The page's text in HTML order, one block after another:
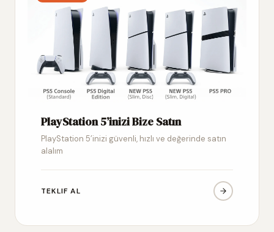
PlayStation 5’inizi Bize Satın
PlayStation 5’inizi güvenli, hızlı ve değerinde satın
alalım
TEKLIF AL